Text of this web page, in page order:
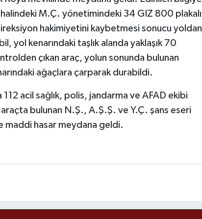
M.Ç. yönetimindeki 34 GIZ 800 plakalı
hakimiyetini kaybetmesi sonucu yoldan
yol kenarındaki taşlık alanda yaklaşık 70
çıkan araç, yolun sonunda bulunan
ağaçlara çarparak durabildi.
acil sağlık, polis, jandarma ve AFAD ekibi
bulunan N.Ş., A.Ş.Ş. ve Y.Ç. şans eseri
hasar meydana geldi.